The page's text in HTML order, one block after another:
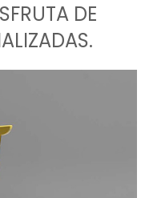
DE